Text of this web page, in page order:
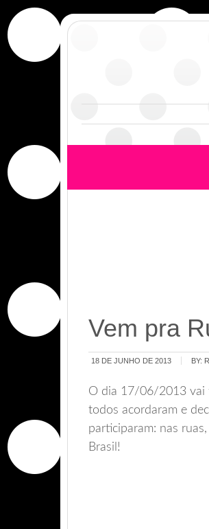
Vem pra
18 DE JUNHO DE 2013 BY:
O dia 17/06/2013 vai
todos acordaram e
participaram: nas
Brasil!